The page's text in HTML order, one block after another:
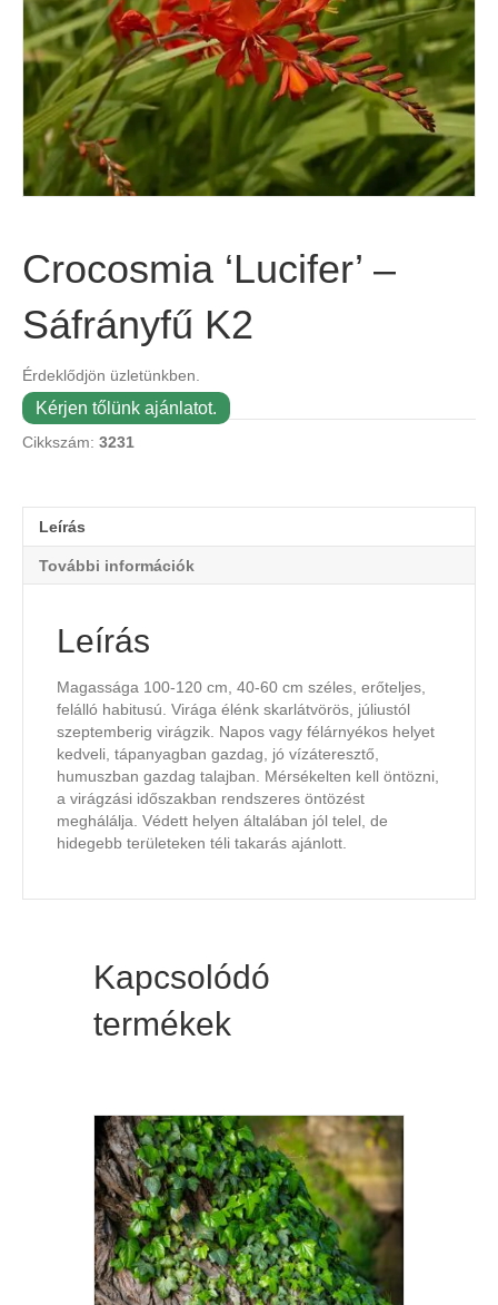
Crocosmia ‘Lucifer’ –
Sáfrányfű K2
Érdeklődjön üzletünkben.
Kérjen tőlünk ajánlatot.
Cikkszám: 3231
Leírás
További információk
Leírás
Magassága 100-120 cm, 40-60 cm széles, erőteljes,
felálló habitusú. Virága élénk skarlátvörös, júliustól
szeptemberig virágzik. Napos vagy félárnyékos helyet
kedveli, tápanyagban gazdag, jó vízáteresztő,
humuszban gazdag talajban. Mérsékelten kell öntözni,
a virágzási időszakban rendszeres öntözést
meghálálja. Védett helyen általában jól telel, de
hidegebb területeken téli takarás ajánlott.
Kapcsolódó
termékek